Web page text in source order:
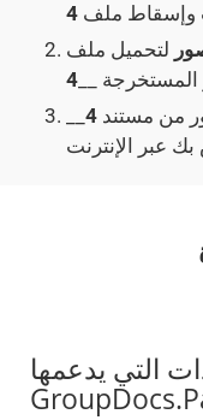
ملف 4
4
من مستند 4
التي يدعمها